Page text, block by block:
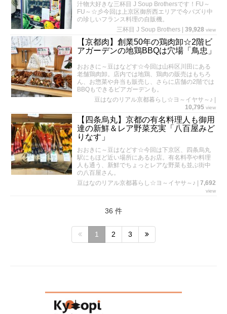
汁物大好きな三杯目 J Soup Brothersです！FU～
FU～☆彡今回は上京区御所西エリアで今バズり中
の珍しいフランス料理の自販機。
三杯目 J Soup Brothers
39,928 view
【京都肉】創業50年の鶏肉卸☆2階ビ
アガーデンの地鶏BBQは穴場「鳥忠」
おおきに～豆はなどす☆今回は山科区川田にある
老舗鶏肉卸。店内では地鶏、鶏肉の販売はもちろ
ん、お惣菜や弁当も販売し、さらに店舗の2階では
BBQもできるビアガーデンも。
豆はなのリアル京都暮らし☆ヨ～イヤサ～♪
10,795 view
【四条烏丸】京都の有名料理人も御用
達の新鮮＆レア野菜充実「八百屋みど
りなす」
おおきに～豆はなどす☆今回は下京区、四条烏丸
駅にもほど近い場所にあるお店。有名料亭や料理
人も通う、新鮮でちょっとレアな野菜も並ぶ街中
の八百屋さん。
豆はなのリアル京都暮らし☆ヨ～イヤサ～♪
7,692
view
36 件
1 2 3